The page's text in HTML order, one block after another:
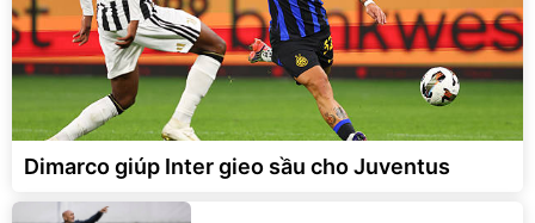
Dimarco giúp Inter gieo sầu cho Juventus